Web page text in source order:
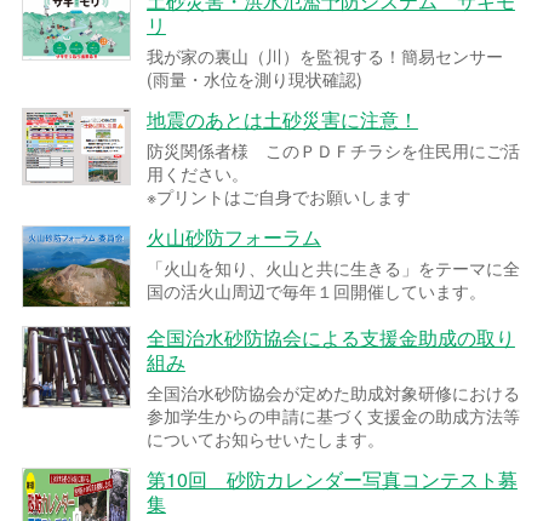
リ
我が家の裏山（川）を監視する！簡易センサー
(雨量・水位を測り現状確認)
地震のあとは土砂災害に注意！
防災関係者様 このＰＤＦチラシを住民用にご活
用ください。
※プリントはご自身でお願いします
火山砂防フォーラム
「火山を知り、火山と共に生きる」をテーマに全
国の活火山周辺で毎年１回開催しています。
全国治水砂防協会による支援金助成の取り
組み
全国治水砂防協会が定めた助成対象研修における
参加学生からの申請に基づく支援金の助成方法等
についてお知らせいたします。
第10回 砂防カレンダー写真コンテスト募
集